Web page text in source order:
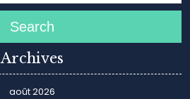
Search
Archives
août 2026